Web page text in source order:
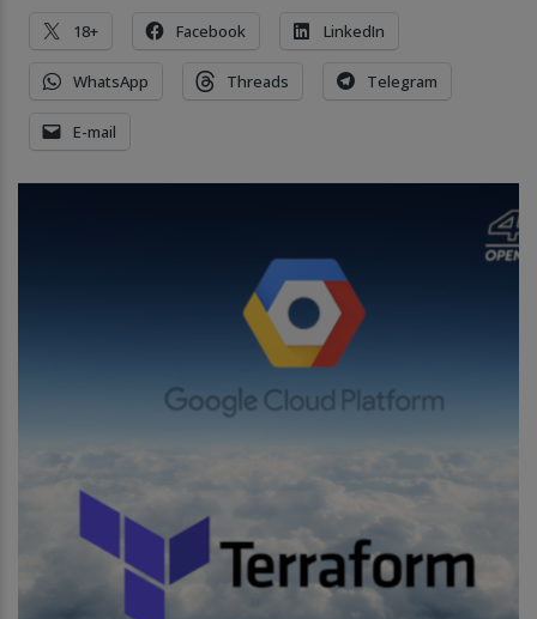
18+ Facebook LinkedIn
WhatsApp Threads Telegram
E-mail